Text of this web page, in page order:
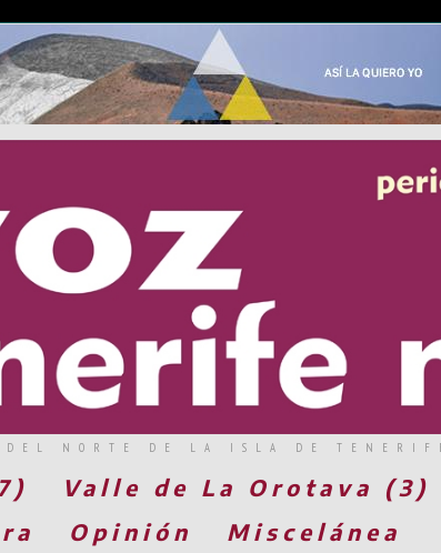
DEL NORTE DE LA ISLA DE
Valle de La Orotava (3)
Opinión
Miscelánea